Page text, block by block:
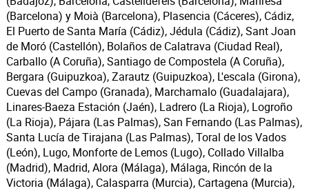
(Barcelona) y Moià (Barcelona), Plasencia (Cáceres), Cádiz,
El Puerto de Santa María (Cádiz), Jédula (Cádiz), Sant Joan
de Moró (Castellón), Bolaños de Calatrava (Ciudad Real),
Carballo (A Coruña), Santiago de Compostela (A Coruña),
Bergara (Guipuzkoa), Zarautz (Guipuzkoa), L'escala (Girona),
Cuevas del Campo (Granada), Marchamalo (Guadalajara),
Linares-Baeza Estación (Jaén), Ladrero (La Rioja), Logroño
(La Rioja), Pájara (Las Palmas), San Fernando (Las Palmas),
Santa Lucía de Tirajana (Las Palmas), Toral de los Vados
(León), Lugo, Monforte de Lemos (Lugo), Collado Villalba
(Madrid), Madrid, Alora (Málaga), Málaga, Rincón de la
Victoria (Málaga), Calasparra (Murcia), Cartagena (Murcia),